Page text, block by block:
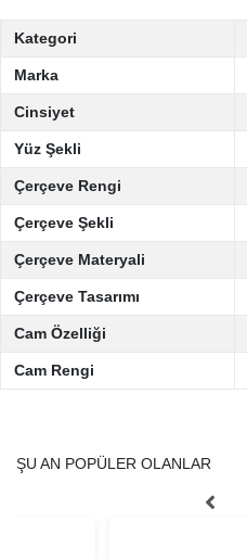
Kategori
Marka
Cinsiyet
Yüz Şekli
Çerçeve Rengi
Çerçeve Şekli
Çerçeve Materyali
Çerçeve Tasarımı
Cam Özelliği
Cam Rengi
ŞU AN POPÜLER OLANLAR